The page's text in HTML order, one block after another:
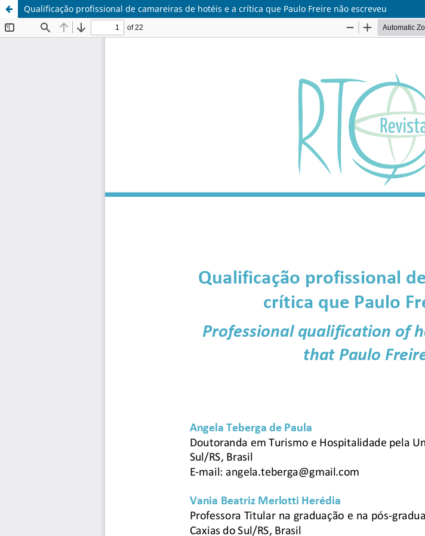
Qualificação profissional de camareiras de hotéis e a crítica que Paulo Freire não escreveu